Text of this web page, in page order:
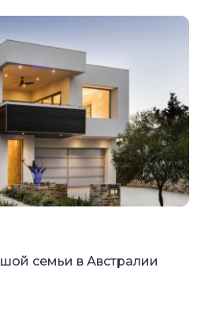
семьи в Австралии